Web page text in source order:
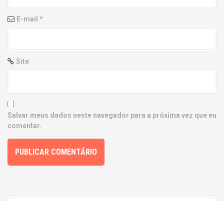
n E-mail *
Site
Salvar meus dados neste navegador para a próxima vez que eu
comentar.